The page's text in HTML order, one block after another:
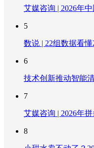
艾媒咨询 | 2026年
5
数说 | 22组数据看
6
技术创新推动智能
7
艾媒咨询 | 2026年
8